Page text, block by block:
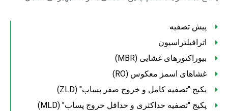
پیش تصفیه
اترافیلتراسیون
بیوراکتورهای غشایی (MBR)
غشاهای اسمز معکوس (RO)
پکیج "تصفیه کامل و خروج صفر پساب" (ZLD)
پکیج "تصفیه حداکثری و حداقل خروج پساب" (MLD)